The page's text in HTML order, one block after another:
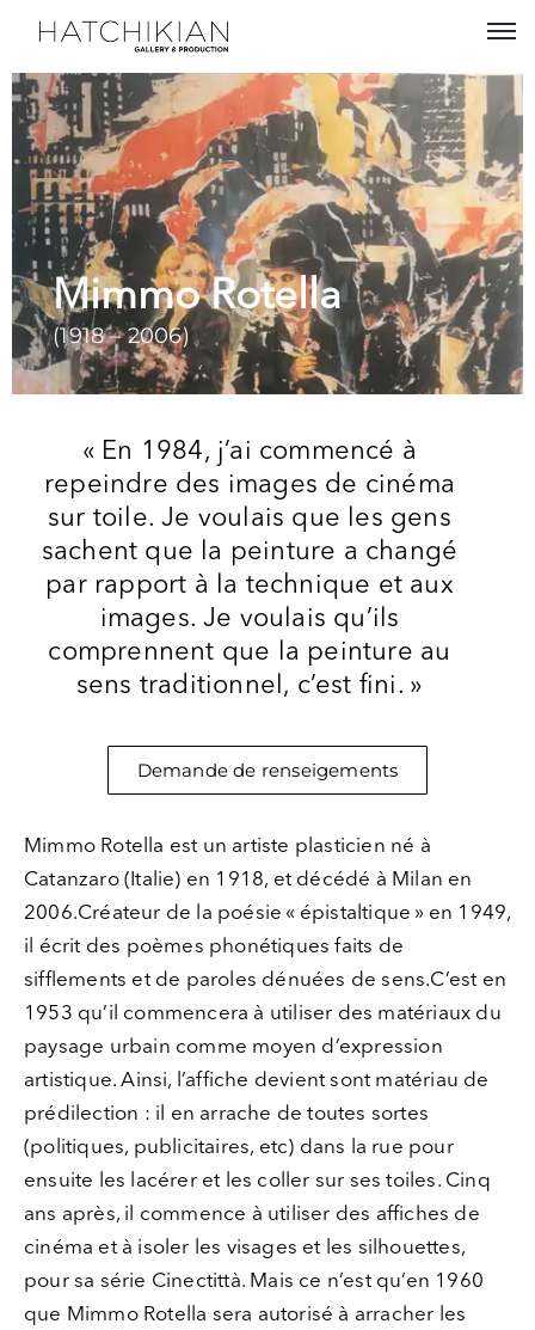
Artistes
Expositions
À
propos
Visitez
notre
Art
Loft
notre
Magazine
Contact
Politique
confidentialité
CGV
Mimmo Rotella
(1918 – 2006)
« En 1984, j’ai commencé à
repeindre des images de cinéma
sur toile. Je voulais que les gens
sachent que la peinture a changé
par rapport à la technique et aux
images. Je voulais qu’ils
comprennent que la peinture au
sens traditionnel, c’est fini. »
Demande de renseigements
Mimmo Rotella est un artiste plasticien né à
Catanzaro (Italie) en 1918, et décédé à Milan en
2006.Créateur de la poésie « épistaltique » en 1949,
il écrit des poèmes phonétiques faits de
sifflements et de paroles dénuées de sens.C’est en
1953 qu’il commencera à utiliser des matériaux du
paysage urbain comme moyen d’expression
artistique. Ainsi, l’affiche devient sont matériau de
prédilection : il en arrache de toutes sortes
(politiques, publicitaires, etc) dans la rue pour
ensuite les lacérer et les coller sur ses toiles. Cinq
ans après, il commence à utiliser des affiches de
cinéma et à isoler les visages et les silhouettes,
pour sa série Cinectittà. Mais ce n’est qu’en 1960
que Mimmo Rotella sera autorisé à arracher les